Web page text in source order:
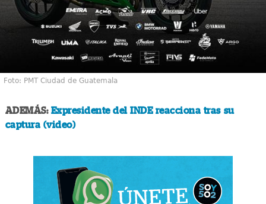
Foto: PMT Ciudad de Guatemala
ADEMÁS: Expresidente del INDE reacciona tras su
captura (video)